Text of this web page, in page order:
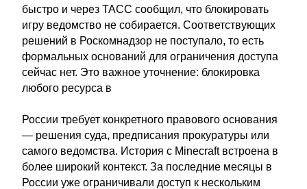
быстро и через ТАСС сообщил, что блокировать
игру ведомство не собирается. Соответствующих
решений в Роскомнадзор не поступало, то есть
формальных оснований для ограничения доступа
сейчас нет. Это важное уточнение: блокировка
любого ресурса в
России требует конкретного правового основания
— решения суда, предписания прокуратуры или
самого ведомства. История с Minecraft встроена в
более широкий контекст. За последние месяцы в
России уже ограничивали доступ к нескольким